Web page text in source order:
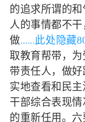
的追求所谓的
人的事情都不
做......此处隐藏
取教育帮带，
带责任人，做好
实地查看和民
干部综合表现
的重新任用。